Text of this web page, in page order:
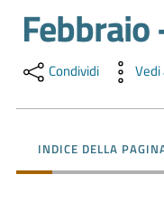
Gestire
l'impresa
Promuovere
il
Salta al contenuto
Condividi
INDICE DELLA